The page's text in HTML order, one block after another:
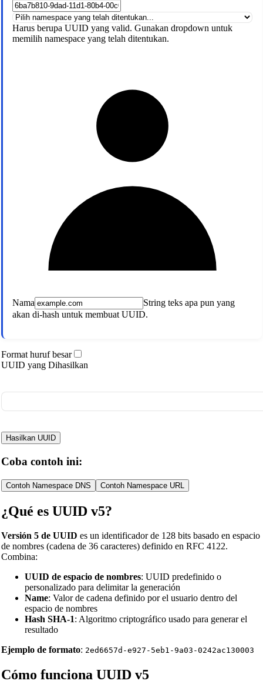
Harus berupa UUID yang valid. Gunakan dropdown untuk
memilih namespace yang telah ditentukan.
Nama
String teks apa pun yang
akan di-hash untuk membuat UUID.
Format huruf besar
UUID yang Dihasilkan
Hasilkan UUID
Coba contoh ini:
Contoh Namespace DNS Contoh Namespace URL
¿Qué es UUID v5?
Versión 5 de UUID es un identificador de 128 bits basado en espacio
de nombres (cadena de 36 caracteres) definido en RFC 4122.
Combina:
UUID de espacio de nombres: UUID predefinido o
personalizado para delimitar la generación
Name: Valor de cadena definido por el usuario dentro del
espacio de nombres
Hash SHA-1: Algoritmo criptográfico usado para generar el
resultado
Ejemplo de formato: 2ed6657d-e927-5eb1-9a03-0242ac130003
Cómo funciona UUID v5